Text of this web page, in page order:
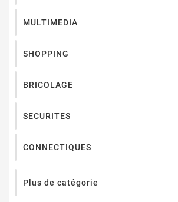
MULTIMEDIA
SHOPPING
BRICOLAGE
SECURITES
CONNECTIQUES
Plus de catégorie